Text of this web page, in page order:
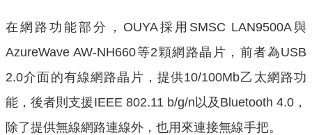
在網路功能部分，OUYA採用SMSC LAN9500A與
AzureWave AW-NH660等2顆網路晶片，前者為USB
2.0介面的有線網路晶片，提供10/100Mb乙太網路功
能，後者則支援IEEE 802.11 b/g/n以及Bluetooth 4.0，
除了提供無線網路連線外，也用來連接無線手把。